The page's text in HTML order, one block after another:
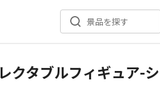
景品を探す
クタブルフィギュア-